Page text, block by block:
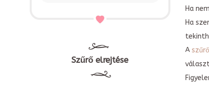
Szűrő elrejtése
Ha
Ha
A